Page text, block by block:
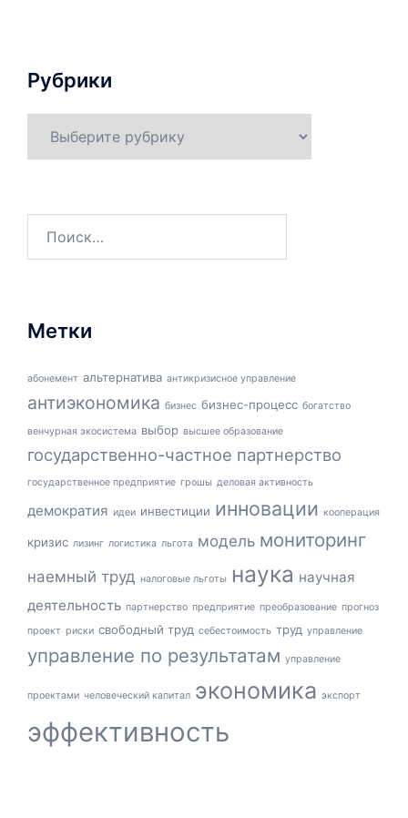
Рубрики
Метки
абонемент альтернатива антикризисное управление
антиэкономика бизнес бизнес-процесс богатство
венчурная экосистема выбор высшее образование
государственно-частное партнерство
государственное предприятие грошы деловая активность
демократия идеи инвестиции инновации кооперация
кризис лизинг логистика льгота модель мониторинг
наемный труд налоговые льготы наука научная
деятельность партнерство предприятие преобразование прогноз
проект риски свободный труд себестоимость труд управление
управление по результатам управление
проектами человеческий капитал экономика экспорт
эффективность